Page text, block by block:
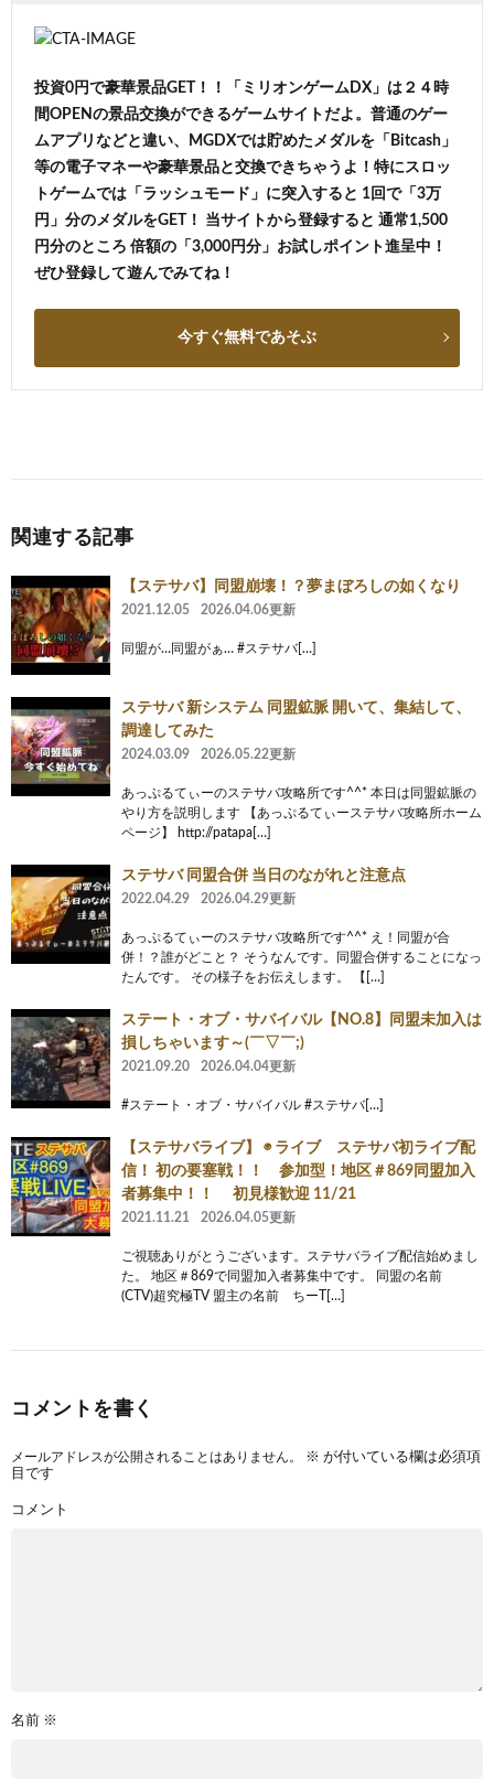
投資0円で豪華景品GET！！「ミリオンゲームDX」は２４時
間OPENの景品交換ができるゲームサイトだよ。普通のゲー
ムアプリなどと違い、MGDXでは貯めたメダルを「Bitcash」
等の電子マネーや豪華景品と交換できちゃうよ！特にスロッ
トゲームでは「ラッシュモード」に突入すると 1回で「3万
円」分のメダルをGET！ 当サイトから登録すると 通常1,500
円分のところ 倍額の「3,000円分」お試しポイント進呈中！
ぜひ登録して遊んでみてね！
今すぐ無料であそぶ
関連する記事
【ステサバ】同盟崩壊！？夢まぼろしの如くなり
2021.12.05 2026.04.06更新
同盟が…同盟がぁ… #ステサバ[…]
ステサバ 新システム 同盟鉱脈 開いて、集結して、
調達してみた
2024.03.09 2026.05.22更新
あっぷるてぃーのステサバ攻略所です^^* 本日は同盟鉱脈の
やり方を説明します 【あっぷるてぃーステサバ攻略所ホーム
ページ】 http://patapa[…]
ステサバ 同盟合併 当日のながれと注意点
2022.04.29 2026.04.29更新
あっぷるてぃーのステサバ攻略所です^^* え！同盟が合
併！？誰がどこと？ そうなんです。同盟合併することになっ
たんです。 その様子をお伝えします。 【[…]
ステート・オブ・サバイバル【NO.8】同盟未加入は
損しちゃいます～(￣▽￣;)
2021.09.20 2026.04.04更新
#ステート・オブ・サバイバル #ステサバ[…]
【ステサバライブ】 ◉ ライブ ステサバ初ライブ配
信！ 初の要塞戦！！ 参加型！地区＃869同盟加入
者募集中！！ 初見様歓迎 11/21
2021.11.21 2026.04.05更新
ご視聴ありがとうございます。ステサバライブ配信始めまし
た。 地区＃869で同盟加入者募集中です。 同盟の名前
(CTV)超究極TV 盟主の名前 ちーT[…]
コメントを書く
メールアドレスが公開されることはありません。 ※ が付いている欄は必須項
目です
コメント
名前 ※